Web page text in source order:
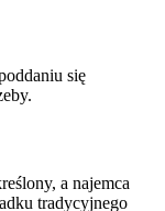
się
a najemca
tradycyjnego